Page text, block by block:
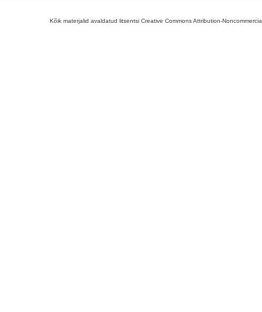
Kõik materjalid avaldatud litsentsi Creative Commons Attribution-